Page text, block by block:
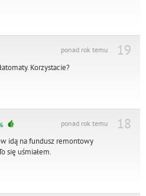
19
ponad rok temu
Korzystacie?
18
ponad rok temu
idą na fundusz remontowy
się uśmiałem.